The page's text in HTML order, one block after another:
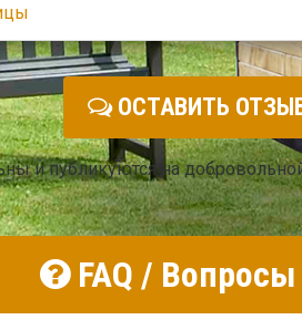
ОСТАВИТЬ
и публикуются на
FAQ /